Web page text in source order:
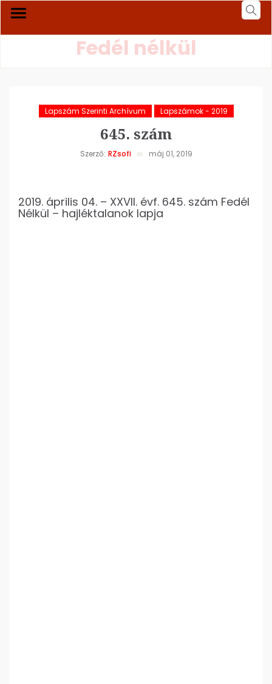
Fedél nélkül
Lapszám Szerinti Archívum Lapszámok - 2019
645. szám
Szerző: RZsofi máj 01, 2019
2019. április 04. – XXVII. évf. 645. szám Fedél
Nélkül – hajléktalanok lapja